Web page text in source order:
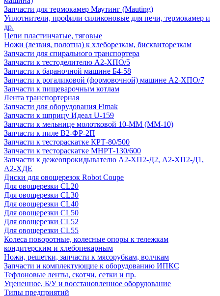
Запчасти для термокамер Маутинг (Mauting)
Уплотнители, профили силиконовые для печи, термокамер и
др.
Цепи пластинчатые, тяговые
Ножи (лезвия, полотна) к хлеборезкам, бисквиторезкам
Запчасти для спирального транспортера
Запчасти к тестоделителю А2-ХПО/5
Запчасти к бараночной машине Б4-58
Запчасти к рогаликовой (формовочной) машине А2-ХПО/7
Запчасти к пищеварочным котлам
Лента транспортерная
Запчасти для оборудования Fimak
Запчасти к шприцу Идеал U-159
Запчасти к мельнице молотковой 10-ММ (ММ-10)
Запчасти к пиле В2-ФР-2П
Запчасти к тестораскатке КРТ-80/500
Запчасти к тестораскатке МНРТ-130/600
Запчасти к деже­опрокидывателю А2-ХП2-Д2, А2-ХП2-Д1,
А2-ХДЕ
Диски для овощерезок Robot Coupe
Для овощерезки CL20
Для овощерезки CL30
Для овощерезки CL40
Для овощерезки CL50
Для овощерезки CL52
Для овощерезки CL55
Колеса поворотные, колесные опоры к тележкам
кондитерским и хлебопекарным
Ножи, решетки, запчасти к мясорубкам, волчкам
Запчасти и комплектующие к оборудованию ИПКС
Тефлоновые ленты, скотчи, сетки и пр.
Уцененное, Б/У и восстановленное оборудование
Типы предприятий